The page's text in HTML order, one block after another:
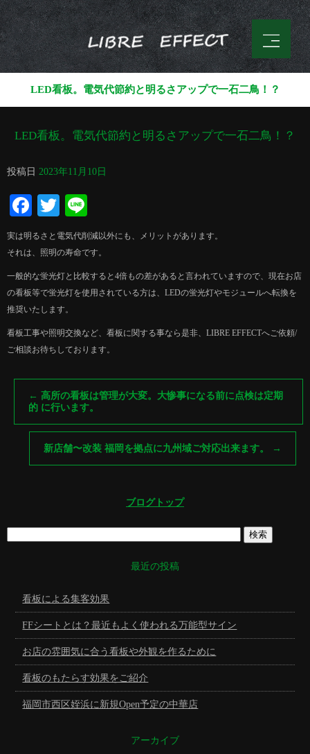
LED看板。電気代節約と明るさアップで一石二鳥！？
LED看板。電気代節約と明るさアップで一石二鳥！？
投稿日 2023年11月10日
Facebook
Twitter
実は明るさと電気代削減以外にも、メリットがあります。
それは、照明の寿命です。
一般的な蛍光灯と比較すると4倍もの差があると言われていますので、現在お店
の看板等で蛍光灯を使用されている方は、LEDの蛍光灯やモジュールへ転換を
推奨いたします。
看板工事や照明交換など、看板に関する事なら是非、LIBRE EFFECTへご依頼/
ご相談お待ちしております。
← 高所の看板は管理が大変。大惨事になる前に点検は定期
的 に行います。
新店舗〜改装 福岡を拠点に九州域ご対応出来ます。 →
ブログトップ
最近の投稿
看板による集客効果
FFシートとは？最近もよく使われる万能型サイン
お店の雰囲気に合う看板や外観を作るために
看板のもたらす効果をご紹介
福岡市西区姪浜に新規Open予定の中華店
アーカイブ